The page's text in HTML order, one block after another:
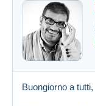
Buongiorno a tutti,